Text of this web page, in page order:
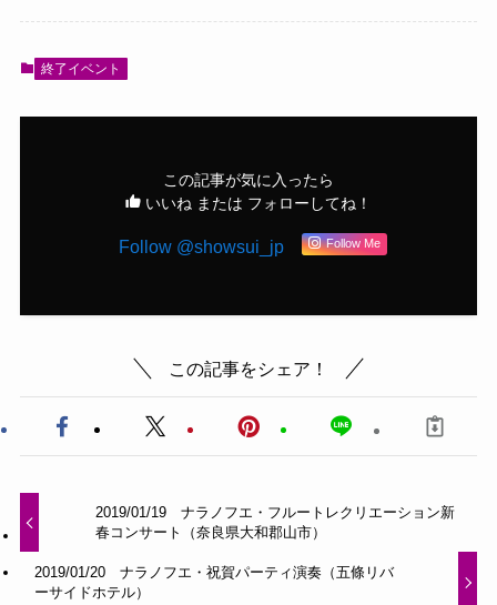
終了イベント
この記事が気に入ったら
いいね または フォローしてね！
Follow @showsui_jp Follow Me
この記事をシェア！
2019/01/19 ナラノフエ・フルートレクリエーション新
春コンサート（奈良県大和郡山市）
2019/01/20 ナラノフエ・祝賀パーティ演奏（五條リバ
ーサイドホテル）